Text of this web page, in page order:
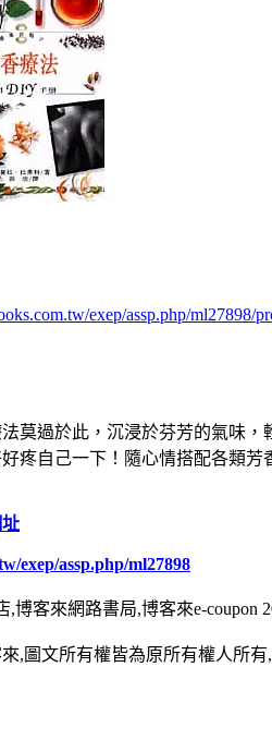
exep/assp.php/ml27898/
過於此，沉浸於芬芳的氣味，
疼自己一下！隨心情搭配各類
exep/assp.php/ml27898
,博客來網路書局,博客來e-
,圖文所有權皆為原所有權人所有